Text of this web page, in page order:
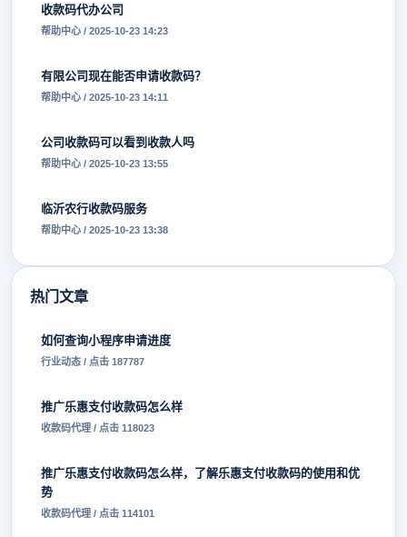
收款码代办公司
帮助中心 / 2025-10-23 14:23
有限公司现在能否申请收款码？
帮助中心 / 2025-10-23 14:11
公司收款码可以看到收款人吗
帮助中心 / 2025-10-23 13:55
临沂农行收款码服务
帮助中心 / 2025-10-23 13:38
热门文章
如何查询小程序申请进度
行业动态 / 点击 187787
推广乐惠支付收款码怎么样
收款码代理 / 点击 118023
推广乐惠支付收款码怎么样，了解乐惠支付收款码的使用和优
势
收款码代理 / 点击 114101